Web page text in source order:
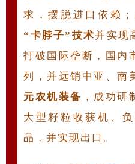
求，摆脱进口依赖；
“卡脖子”技术并实现
打破国际垄断，国内
列，并远销中亚、南
元农机装备 ，成功研
大型籽粒收获机、
品，并实现出口。